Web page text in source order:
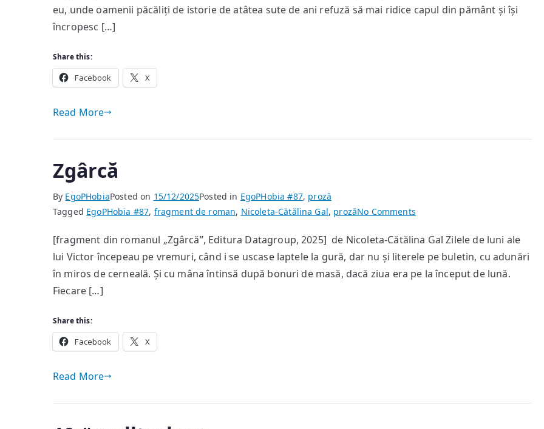
eu, unde oamenii păcăliți de istorie de atâtea sute de ani refuză să mai ridice capul din pământ și își
încropesc […]
Share this:
Facebook X
Read More
Zgârcă
By EgoPHobiaPosted on 15/12/2025Posted in EgoPHobia #87, proză
Tagged EgoPHobia #87, fragment de roman, Nicoleta-Cătălina Gal, prozăNo Commentson
[fragment din romanul „Zgârcă”, Editura Datagroup, 2025] de Nicoleta-Cătălina Gal Zilele de luni ale
lui Victor începeau pe vremuri, când i se uscase laptele la gură, dar nu și literele pe buletin, cu adunări
în miros de cerneală. Și cu mâna întinsă după bonuri de masă, dacă ziua era pe la început de lună.
Fiecare […]
Share this:
Facebook X
Read More